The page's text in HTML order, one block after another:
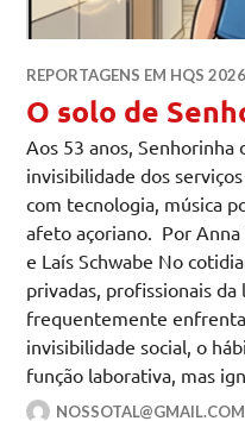
REPORTAGENS EM HQS 2026
O solo de
Aos 53 anos, Senhorinha
invisibilidade dos
com tecnologia, música
afeto açoriano. Por Anna
e Laís Schwabe No
privadas, profissionais
frequentemente
invisibilidade social, o
função laborativa, mas
NOSSOTAL@GMAIL.COM